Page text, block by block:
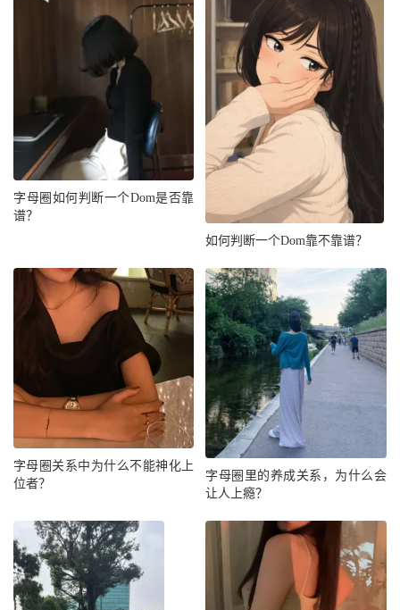
字母圈如何判断一个Dom是否靠
谱？
如何判断一个Dom靠不靠谱？
字母圈关系中为什么不能神化上
位者？
字母圈里的养成关系，为什么会
让人上瘾？